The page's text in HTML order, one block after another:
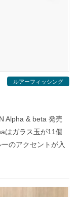
ルアーフィッシング
Alpha & beta 発売
はガラス玉が11個
のアクセントが入